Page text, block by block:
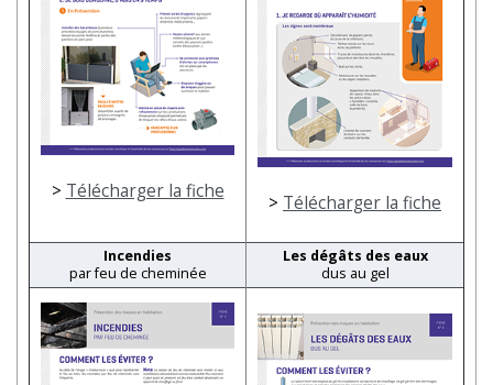
> Télécharger la fiche
> Télécharger la fiche
Incendies
par feu de cheminée
Les dégâts des eaux
dus au gel